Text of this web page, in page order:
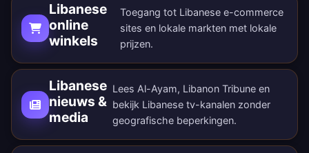
Libanese
online
winkels
Toegang tot Libanese e-commerce
sites en lokale markten met lokale
prijzen.
Libanese
nieuws &
media
Lees Al-Ayam, Libanon Tribune en
bekijk Libanese tv-kanalen zonder
geografische beperkingen.